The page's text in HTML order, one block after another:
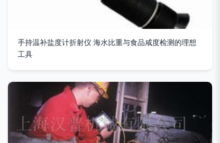
手持温补盐度计折射仪 海水比重与食品咸度检测的理想
工具